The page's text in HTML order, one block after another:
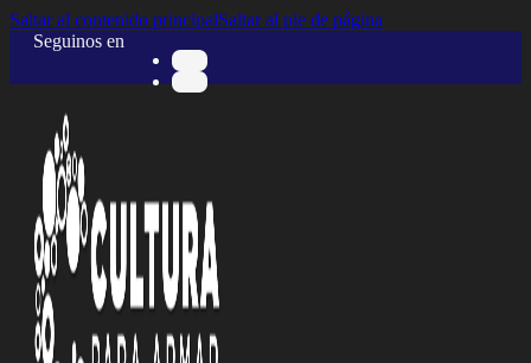
Saltar al contenido principalSaltar al pie de página
Seguinos en